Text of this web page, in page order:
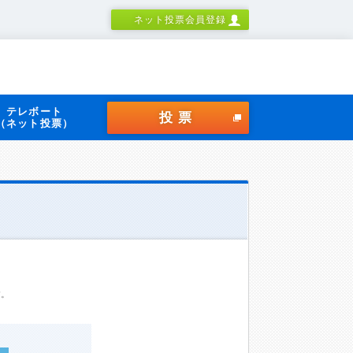
ネット投票会員登録
テレボート
（ネット投票）
投票